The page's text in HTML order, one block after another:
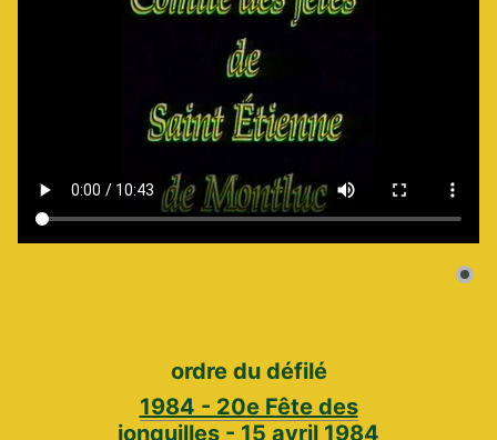
ordre du défilé
1984 - 20e Fête des
jonquilles - 15 avril 1984